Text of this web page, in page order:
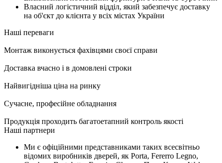
Власний логістичний відділ, який забезпечує доставку
на об'єкт до клієнта у всіх містах України
Наші переваги
Монтаж виконується фахівцями своєї справи
Доставка вчасно і в домовлені строки
Найвигідніша ціна на ринку
Сучасне, професійне обладнання
Продукція проходить багатоетапний контроль якості
Наші партнери
Ми є офіційними представниками таких всесвітньо
відомих виробників дверей, як Porta, Fererro Legno,